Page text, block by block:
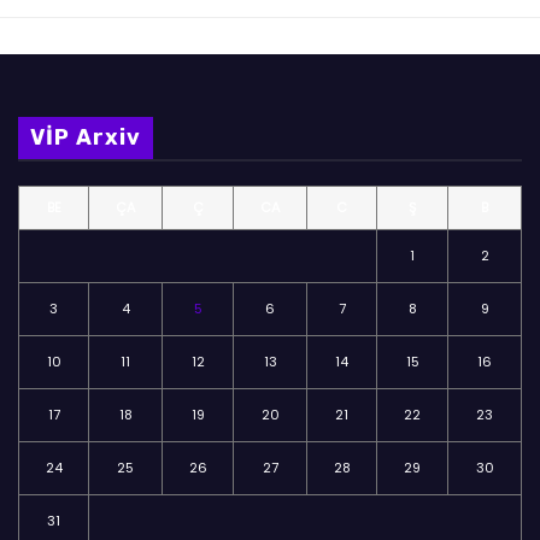
VİP Arxiv
1 2
3 4 5 6 7 8 9
10 11 12 13 14 15 16
17 18 19 20 21 22 23
24 25 26 27 28 29 30
31